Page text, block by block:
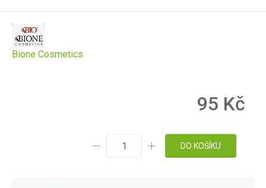
Bione Cosmetics
95 Kč
DO KOŠÍKU